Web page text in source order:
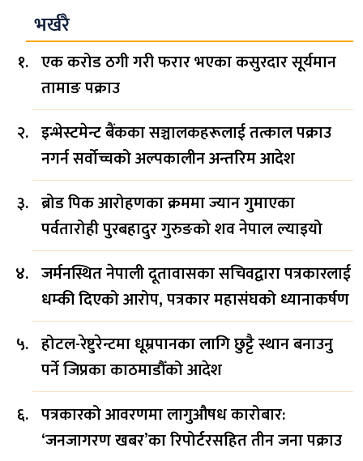
भर्खरै
एक करोड ठगी गरी फरार भएका कसुरदार सूर्यमान
तामाङ पक्राउ
इन्भेस्टमेन्ट बैंकका सञ्चालकहरूलाई तत्काल पक्राउ
नगर्न सर्वोच्चको अल्पकालीन अन्तरिम आदेश
ब्रोड पिक आरोहणका क्रममा ज्यान गुमाएका
पर्वतारोही पुरबहादुर गुरुङको शव नेपाल ल्याइयो
जर्मनस्थित नेपाली दूतावासका सचिवद्वारा पत्रकारलाई
धम्की दिएको आरोप, पत्रकार महासंघको ध्यानाकर्षण
होटल-रेष्टुरेन्टमा धूम्रपानका लागि छुट्टै स्थान बनाउनु
पर्ने जिप्रका काठमाडौँको आदेश
पत्रकारको आवरणमा लागुऔषध कारोबार:
‘जनजागरण खबर’का रिपोर्टरसहित तीन जना पक्राउ